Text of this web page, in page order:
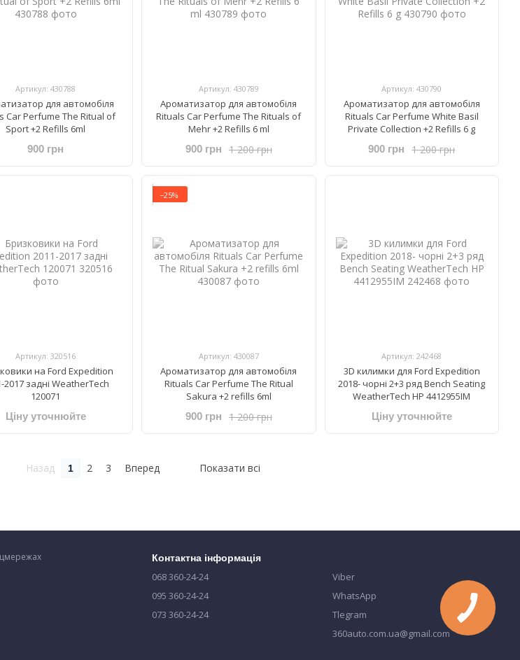
Артикул: 430788
для автомобіля
Car Perfume The Ritual of
Sport +2 Refills 6ml
900 грн
Артикул: 430789
Ароматизатор для автомобіля
Rituals ​Car Perfume The Rituals of
Mehr +2 Refills 6 ml
1 200 грн
900 грн
Артикул: 430790
Ароматизатор для автомобіля
Rituals ​Car Perfume ​White Basil
Private Collection +2 Refills 6 g
1 200 грн
900 грн
Артикул: 320516
на Ford Expedition
2017 задні WeatherTech
120071
Ціну уточнюйте
−25%
Артикул: 430087
Ароматизатор для автомобіля
Rituals ​Car Perfume The Ritual
Sakura +2 refills 6ml
1 200 грн
900 грн
Артикул: 242468
3D килимки для Ford Expedition
2018- чорні 2+3 ряд Bench Seating
WeatherTech HP 4412955IM
Ціну уточнюйте
Назад 1 2 3 Вперед Показати всі
Контактна інформація
068 360-24-24
095 360-24-24
073 360-24-24
Viber
WhatsApp
Tlegram
360auto.com.ua@gmail.com